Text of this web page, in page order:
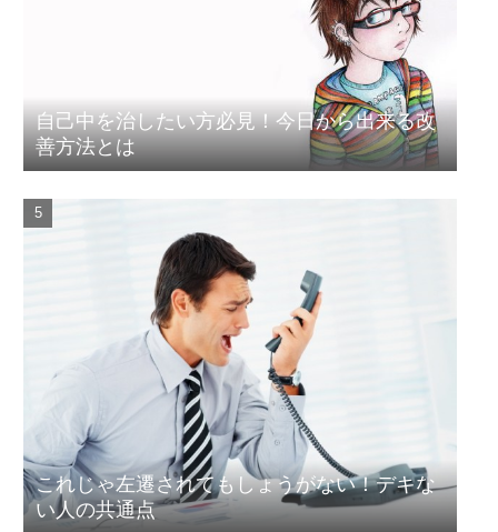
自己中を治したい方必見！今日から出来る改
善方法とは
これじゃ左遷されてもしょうがない！デキな
い人の共通点